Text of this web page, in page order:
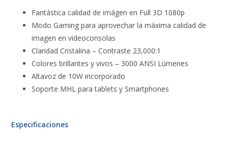
Fantástica calidad de imágen en Full 3D 1080p
Modo Gaming para aprovechar la máxima calidad de
imagen en videoconsolas
Claridad Cristalina – Contraste 23,000:1
Colores brillantes y vivos – 3000 ANSI Lúmenes
Altavoz de 10W incorporado
Soporte MHL para tablets y Smartphones
Especificaciones